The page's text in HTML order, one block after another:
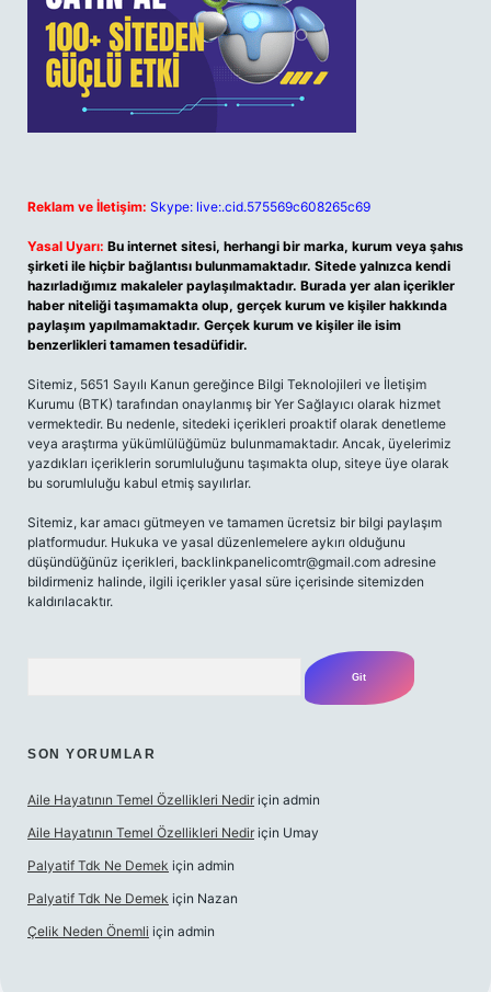
Reklam ve İletişim: Skype: live:.cid.575569c608265c69
Yasal Uyarı: Bu internet sitesi, herhangi bir marka, kurum veya şahıs
şirketi ile hiçbir bağlantısı bulunmamaktadır. Sitede yalnızca kendi
hazırladığımız makaleler paylaşılmaktadır. Burada yer alan içerikler
haber niteliği taşımamakta olup, gerçek kurum ve kişiler hakkında
paylaşım yapılmamaktadır. Gerçek kurum ve kişiler ile isim
benzerlikleri tamamen tesadüfidir.
Sitemiz, 5651 Sayılı Kanun gereğince Bilgi Teknolojileri ve İletişim
Kurumu (BTK) tarafından onaylanmış bir Yer Sağlayıcı olarak hizmet
vermektedir. Bu nedenle, sitedeki içerikleri proaktif olarak denetleme
veya araştırma yükümlülüğümüz bulunmamaktadır. Ancak, üyelerimiz
yazdıkları içeriklerin sorumluluğunu taşımakta olup, siteye üye olarak
bu sorumluluğu kabul etmiş sayılırlar.
Sitemiz, kar amacı gütmeyen ve tamamen ücretsiz bir bilgi paylaşım
platformudur. Hukuka ve yasal düzenlemelere aykırı olduğunu
düşündüğünüz içerikleri, backlinkpanelicomtr@gmail.com adresine
bildirmeniz halinde, ilgili içerikler yasal süre içerisinde sitemizden
kaldırılacaktır.
SON YORUMLAR
Aile Hayatının Temel Özellikleri Nedir için admin
Aile Hayatının Temel Özellikleri Nedir için Umay
Palyatif Tdk Ne Demek için admin
Palyatif Tdk Ne Demek için Nazan
Çelik Neden Önemli için admin